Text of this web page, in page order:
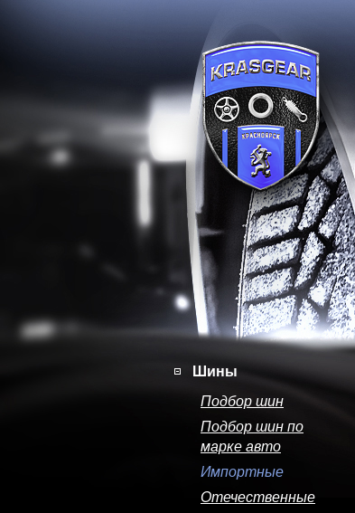
Шины
Подбор шин
Подбор шин по
марке авто
Импортные
Отечественные